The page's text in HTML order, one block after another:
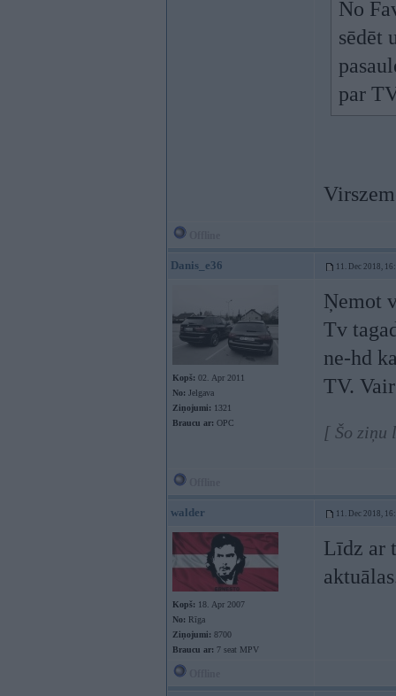
No
sēdēt
par
Danis_e36 11. Dec 2018,
Kopš: 02. Apr 2011
No: Jelgava
Ziņojumi: 1321
Braucu ar: OPC
Ņemot
Tv
ne-hd
TV.
[ Šo ziņu
walder 11. Dec 2018,
Kopš: 18. Apr 2007
No: Rīga
Ziņojumi: 8700
Braucu ar: 7 seat MPV
Līdz ar